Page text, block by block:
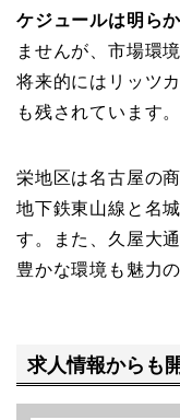
ケジュールは明ら
ませんが、市場環
将来的にはリッツ
も残されています。
栄地区は名古屋の
地下鉄東山線と名
す。また、久屋大
豊かな環境も魅力
求人情報からも